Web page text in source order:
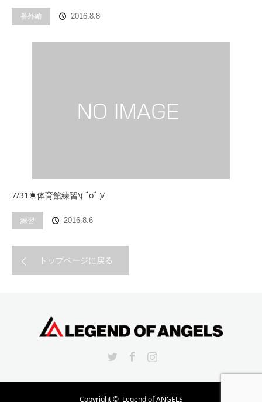
番外編 2016.8.8
7/31☀︎体育館練習\( ˆoˆ )/
練習 2016.8.6
トップページに戻る
Copyright © Legend of ANGELS